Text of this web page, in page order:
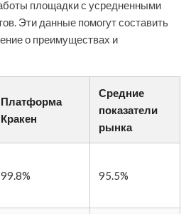
площадки с усредненными
Эти данные помогут составить
о преимуществах и
Платформа
Кракен
Средние
показатели
рынка
99.8% 95.5%